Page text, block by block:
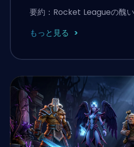
の説明
要約：Rocket Leagueの醜
もっと見る